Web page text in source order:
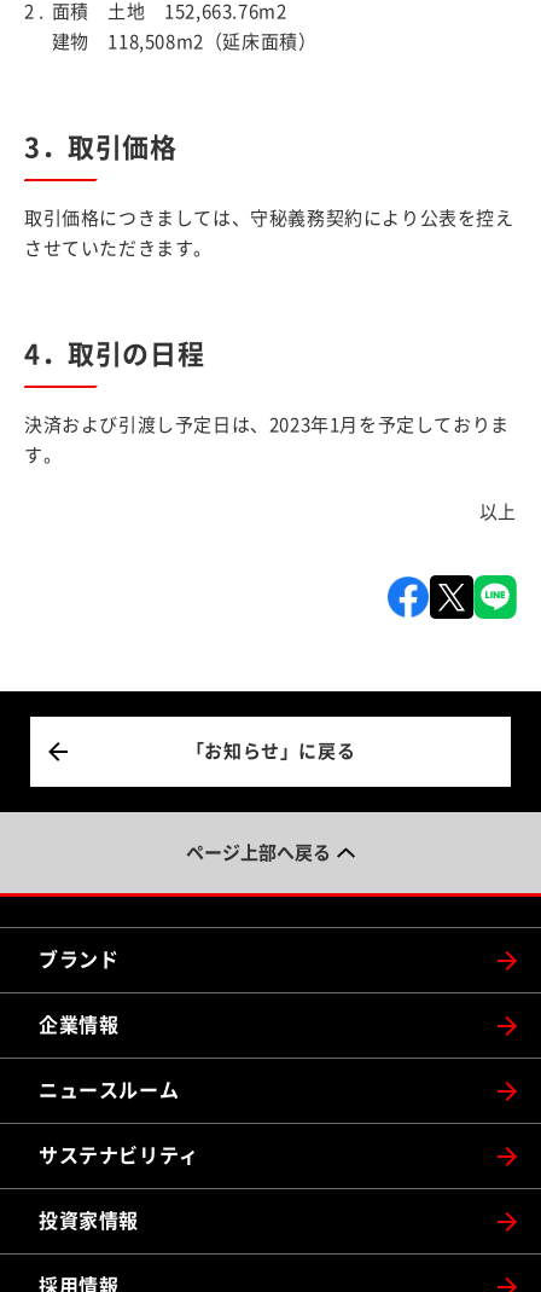
面積 土地 152,663.76m2
建物 118,508m2（延床面積）
3．取引価格
取引価格につきましては、守秘義務契約により公表を控え
させていただきます。
4．取引の日程
決済および引渡し予定日は、2023年1月を予定しておりま
す。
以上
「お知らせ」に戻る
ページ上部へ戻る
ブランド
企業情報
ニュースルーム
サステナビリティ
投資家情報
採用情報